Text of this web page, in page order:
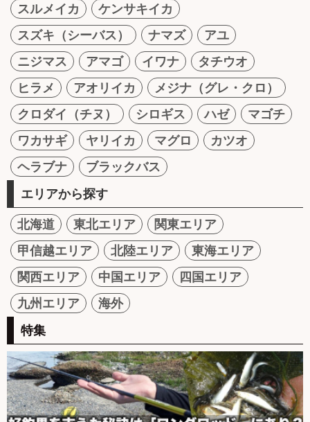
スルメイカ
ケンサキイカ
スズキ（シーバス）
ナマズ
アユ
ニジマス
アマゴ イワナ
タチウオ
ヒラメ
アオリイカ
メジナ（グレ・クロ）
クロダイ（チヌ）
シロギス ハゼ
マゴチ
ワカサギ
ヤリイカ マグロ
カツオ
ヘラブナ
ブラックバス
エリアから探す
北海道 東北エリア
関東エリア
甲信越エリア
北陸エリア
東海エリア
関西エリア
中国エリア
四国エリア
九州エリア
海外
特集